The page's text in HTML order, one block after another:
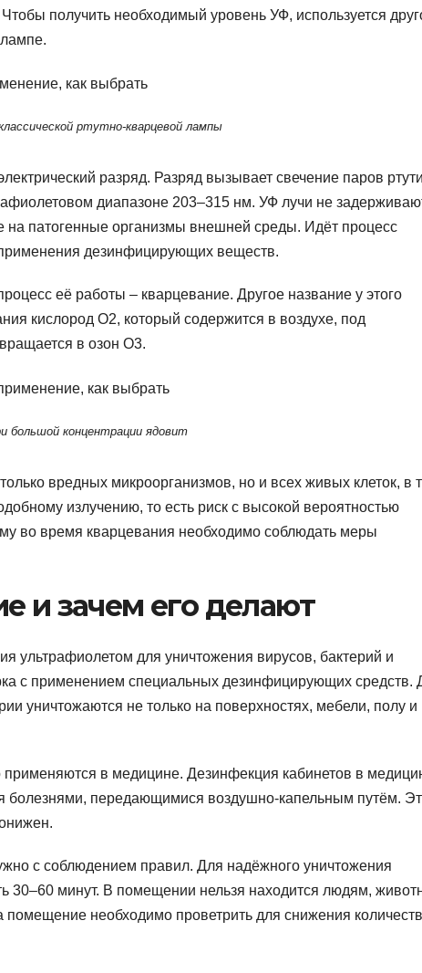
получить необходимый уровень УФ, используется
ртутно-кварцевой лампы
разряд. Разряд вызывает свечение паров
диапазоне 203–315 нм. УФ лучи не
на патогенные организмы внешней среды. Идёт процесс
дезинфицирующих веществ.
её работы – кварцевание. Другое название у этого
кислород О2, который содержится в воздухе, под
в озон О3.
большой концентрации ядовит
вредных микроорганизмов, но и всех живых клеток, в
излучению, то есть риск с высокой вероятностью
во время кварцевания необходимо соблюдать меры
и зачем его делают
ультрафиолетом для уничтожения вирусов, бактерий и
с применением специальных дезинфицирующих средств.
уничтожаются не только на поверхностях, мебели, полу и
в медицине. Дезинфекция кабинетов в
болезнями, передающимися воздушно-капельным путём.
с соблюдением правил. Для надёжного уничтожения
30–60 минут. В помещении нельзя находится людям,
необходимо проветрить для снижения